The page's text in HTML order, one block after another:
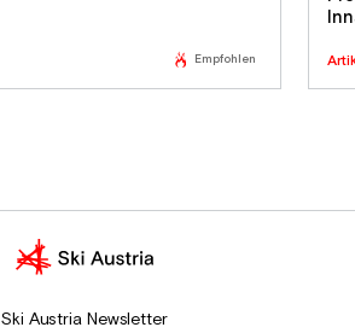
Empfohlen
Ski Austria Newsletter